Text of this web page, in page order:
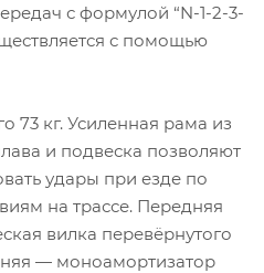
с формулой “N-1-2-3-
с помощью
73 кг. Усиленная рама из
и подвеска позволяют
удары при езде по
на трассе. Передняя
вилка перевёрнутого
— моноамортизатор